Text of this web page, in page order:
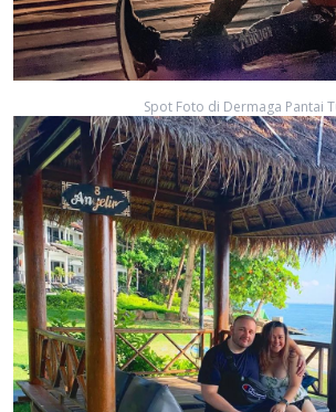
Spot Foto di Dermaga Pantai